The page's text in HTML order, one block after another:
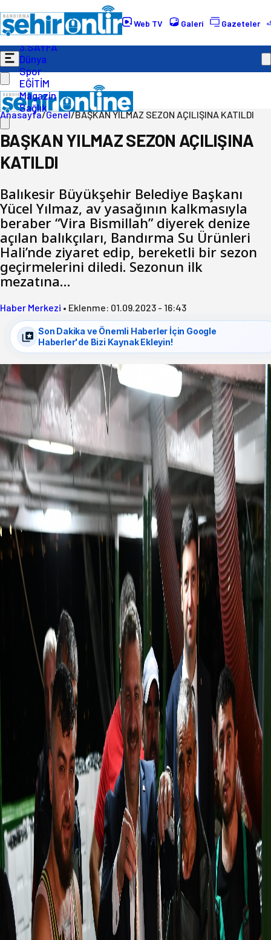
Web TV Galeri Gazeteler
Gündem
Ekonomi
Politika
3.SAYFA
Dünya
Spor
EĞİTİM
Magazin
Sağlık
Anasayfa/Genel/BAŞKAN YILMAZ SEZON AÇILIŞINA KATILDI
BAŞKAN YILMAZ SEZON AÇILIŞINA
KATILDI
Balıkesir Büyükşehir Belediye Başkanı
Yücel Yılmaz, av yasağının kalkmasıyla
beraber “Vira Bismillah” diyerek denize
açılan balıkçıları, Bandırma Su Ürünleri
Hali’nde ziyaret edip, bereketli bir sezon
geçirmelerini diledi. Sezonun ilk
mezatına…
Haber Merkezi • Eklenme: 01.09.2023 - 16:43
Son Dakika ve Önemli Haberler İçin Google
Haberler'de Bizi Kaynak Ekleyin!